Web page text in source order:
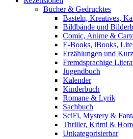
Bücher & Gedrucktes
Basteln, Kreatives,
Bildbände und
Comic, Anime &
E-Books, iBooks,
Erzählungen und
Fremdsprachige
Jugendbuch
Kalender
Kinderbuch
Romane & Lyrik
Sachbuch
SciFi, Mystery &
Thriller, Krimi &
Unkategorisierbar